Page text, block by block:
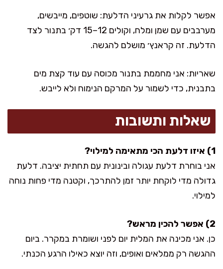
אפשר לקלות את גרעיני הדלעת: שוטפים, מייבשים,
מערבבים עם שמן ומלח, וקולים 12–15 דק׳ בתנור לצד
הדלעת. זה קראנץ׳ מושלם להגשה.
שאריות: אני מחממת בתנור מכוסה עם עוד קצת מים
בתבנית, כדי לשמור על המרקם הנימוח ולא לייבש.
שאלות ותשובות
1) איזו דלעת הכי מתאימה למילוי?
אני בוחרת דלעת עגולה ובינונית עם תחתית יציבה. דלעת
גדולה מדי לוקחת יותר זמן להתרכך, וקטנה מדי פחות נוחה
למילוי.
2) אפשר להכין מראש?
כן. אני מכינה את המלית יום לפני ושומרת במקרר. ביום
ההגשה רק ממלאים ואופים, וזה יוצא כאילו הרגע הכנתי.